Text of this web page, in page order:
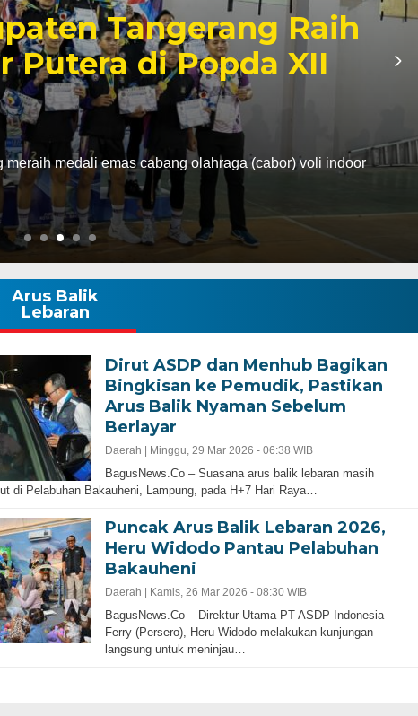
Tangerang Raih
Putera di Popda XII
medali emas cabang olahraga (cabor) voli indoor
Arus Balik
Lebaran
Dirut ASDP dan Menhub Bagikan
Bingkisan ke Pemudik, Pastikan
Arus Balik Nyaman Sebelum
Berlayar
Daerah | Minggu, 29 Mar 2026 - 06:38 WIB
BagusNews.Co – Suasana arus balik lebaran masih
di Pelabuhan Bakauheni, Lampung, pada H+7 Hari Raya…
Puncak Arus Balik Lebaran 2026,
Heru Widodo Pantau Pelabuhan
Bakauheni
Daerah | Kamis, 26 Mar 2026 - 08:30 WIB
‎BagusNews.Co – Direktur Utama PT ASDP Indonesia
Ferry (Persero), Heru Widodo melakukan kunjungan
langsung untuk meninjau…
Progresif dan
Gubernur Baru, Banten Harus Lebih Maju |
Perencanaan Pembangunan Infrastrukur
Adalah Kunci